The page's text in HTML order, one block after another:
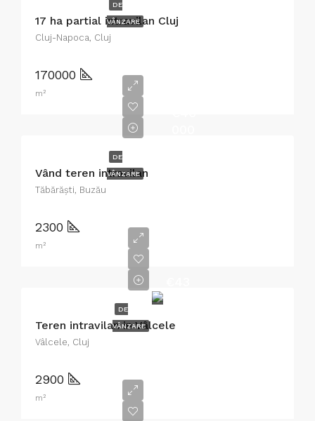
DE
VÂNZARE
17 ha partial intravilan Cluj
Cluj-Napoca, Cluj
170000
m²
DE
VÂNZARE
Vând teren intravilan
Tăbărăşti, Buzău
2300
m²
DE
VÂNZARE
Teren intravilan in Vâlcele
Vâlcele, Cluj
2900
m²